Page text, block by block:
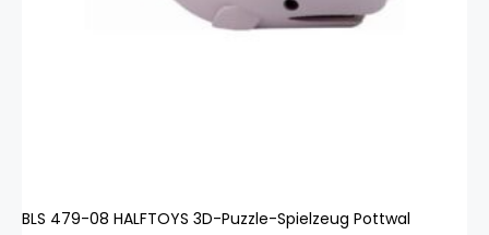
BLS 479-08 HALFTOYS 3D-Puzzle-Spielzeug Pottwal